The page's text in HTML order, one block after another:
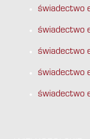
świadectwo
świadectwo
świadectwo
świadectwo
świadectwo